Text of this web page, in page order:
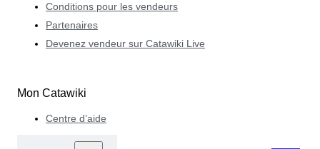
Conditions pour les vendeurs
Partenaires
Devenez vendeur sur Catawiki Live
Mon Catawiki
Centre d’aide